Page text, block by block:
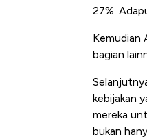
27%.
Kemudian
bagian
kebijakan
mereka
bukan